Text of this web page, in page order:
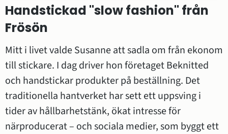
Handstickad "slow fashion" från
Frösön
Mitt i livet valde Susanne att sadla om från ekonom
till stickare. I dag driver hon företaget Beknitted
och handstickar produkter på beställning. Det
traditionella hantverket har sett ett uppsving i
tider av hållbarhetstänk, ökat intresse för
närproducerat – och sociala medier, som byggt ett